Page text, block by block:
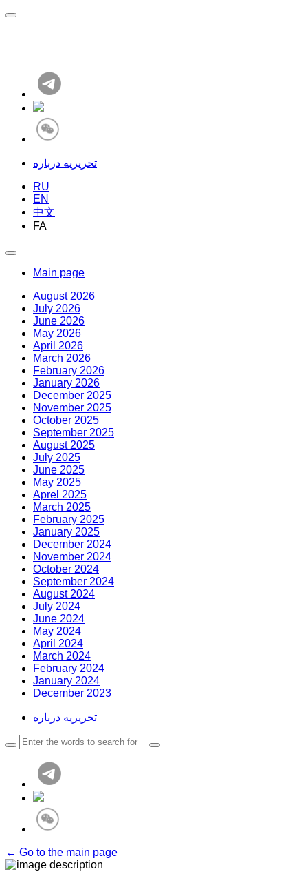
تحریریه درباره
RU
EN
中文
FA
Main page
August 2026
July 2026
June 2026
May 2026
April 2026
March 2026
February 2026
January 2026
December 2025
November 2025
October 2025
September 2025
August 2025
July 2025
June 2025
May 2025
Aprel 2025
March 2025
February 2025
January 2025
December 2024
November 2024
October 2024
September 2024
August 2024
July 2024
June 2024
May 2024
April 2024
March 2024
February 2024
January 2024
December 2023
تحریریه درباره
← Go to the main page